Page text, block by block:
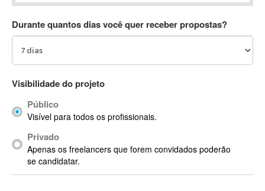
ACID Pro
ACPI
ACT
Actian
Actimize
ActionScript
ActionScript 3
Durante quantos dias você quer receber propostas?
Visibilidade do projeto
Público
Visível para todos os profissionais.
Privado
Apenas os freelancers que forem convidados poderão
se candidatar.